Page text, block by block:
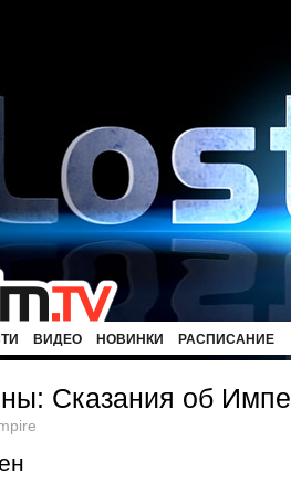
ВИДЕО НОВИНКИ РАСПИСАНИЕ
Сказания об